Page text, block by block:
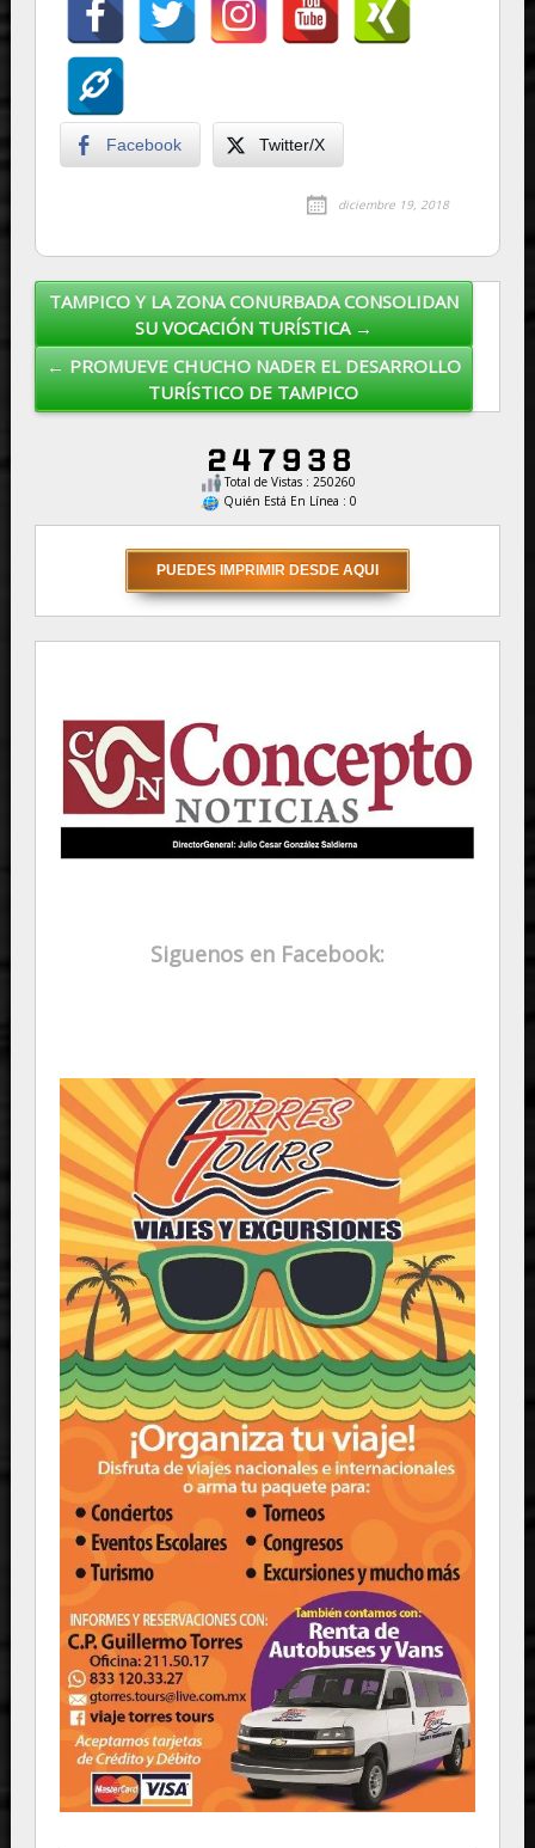
Facebook Twitter/X
diciembre 19, 2018
Post navigation
TAMPICO Y LA ZONA CONURBADA CONSOLIDAN
SU VOCACIÓN TURÍSTICA →
← PROMUEVE CHUCHO NADER EL DESARROLLO
TURÍSTICO DE TAMPICO
Total de Vistas : 250260
Quién Está En Línea : 0
Siguenos en Facebook: